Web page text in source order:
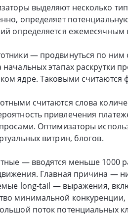
выделяют несколько
определяет
определяется ежемесячным
— продвинуться по
этапах раскрутки
ядре. Таковыми считаются
считаются слова
привлечения
Оптимизаторы
витрин, блогов.
— вводятся меньше 1000
Главная причина —
long-tail — выражения,
минимальной конкуренции,
поток потенциальных